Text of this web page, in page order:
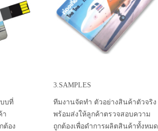
บที่
า
ต้อง
3.SAMPLES
ทีมงานจัดทำ ตัวอย่างสินค้าตัวจริง
พร้อมส่งให้ลูกค้าตรวจสอบความ
ถูกต้องเพื่อดำการผลิตสินค้าทั้งหมด